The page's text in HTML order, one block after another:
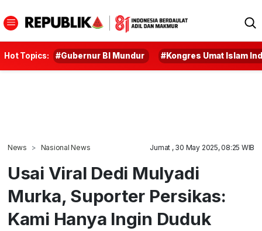
Hot Topics: #Gubernur BI Mundur #Kongres Umat Islam
News Nasional News Jumat , 30 May 2025, 08:25 WIB
Usai Viral Dedi Mulyadi
Murka, Suporter Persikas:
Kami Hanya Ingin Duduk